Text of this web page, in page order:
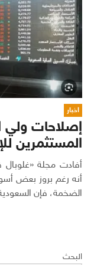
اخبار
إصلاحات ولي
المستثمرين
أفادت مجلة «غلوبال
أنه رغم بروز بعض
الضخمة، فإن
البحث